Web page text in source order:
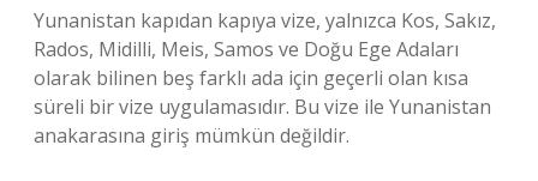
Yunanistan kapıdan kapıya vize, yalnızca Kos, Sakız,
Rados, Midilli, Meis, Samos ve Doğu Ege Adaları
olarak bilinen beş farklı ada için geçerli olan kısa
süreli bir vize uygulamasıdır. Bu vize ile Yunanistan
anakarasına giriş mümkün değildir.